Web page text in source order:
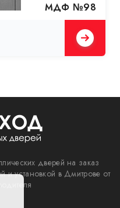
МДФ №98
дверей на заказ
и установкой в Дмитрове от